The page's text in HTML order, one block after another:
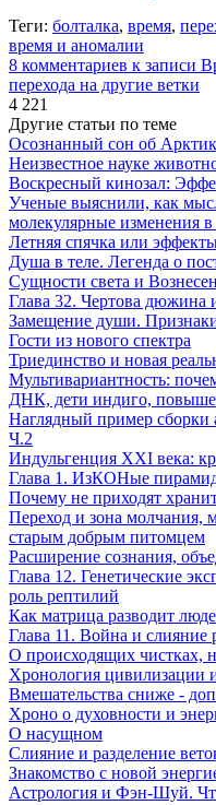
Теги: болталка, время,
время и аномалии
8 комментариев к записи
перехода на другие ветки
4 221
Другие статьи по теме
Осознанный сон об
Неизвестное науке
Воскресный кинозал:
Ученые выяснили, как
молекулярные изменения
Летняя спячка или
Душа в теле. Легенда о
Сущности света и
Глава 32. Чертова дюжина
Замещение души.
Гости из нового спектра
Триединство и новая
Мультивариантность:
ДНК, дети индиго,
Наглядный пример сборки
Ч.2
Индульгенция XXI века:
Глава 1. ИзКОНые
Почему не приходят
Переход и зона молчания,
старым добрым питомцем
Расширение сознания,
Глава 12. Генетические
роль рептилий
Как матрица разводит
Глава 11. Война и слияние
О происходящих чистках,
Хронология цивилизации
Вмешательства сниже -
Хроно о духовности и
О насущном
Слияние и разделение
Знакомство с новой
Астрология и Фэн-Шуй.